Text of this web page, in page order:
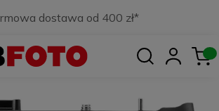
dostawa od 400 zł*